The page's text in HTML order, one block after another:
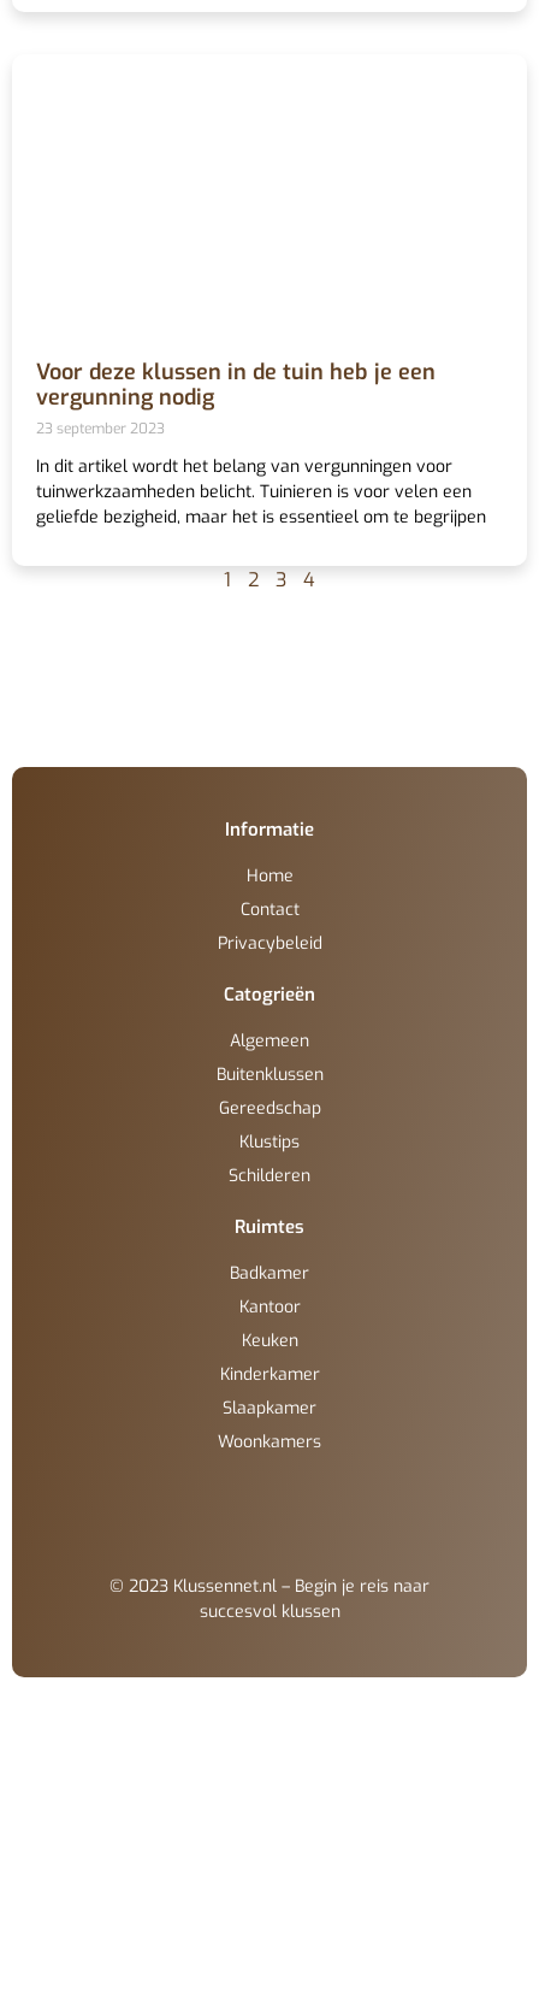
Voor deze klussen in de tuin heb je een
vergunning nodig
23 september 2023
In dit artikel wordt het belang van vergunningen voor
tuinwerkzaamheden belicht. Tuinieren is voor velen een
geliefde bezigheid, maar het is essentieel om te begrijpen
1 2 3 4
Informatie
Home
Contact
Privacybeleid
Catogrieën
Algemeen
Buitenklussen
Gereedschap
Klustips
Schilderen
Ruimtes
Badkamer
Kantoor
Keuken
Kinderkamer
Slaapkamer
Woonkamers
© 2023 Klussennet.nl – Begin je reis naar
succesvol klussen